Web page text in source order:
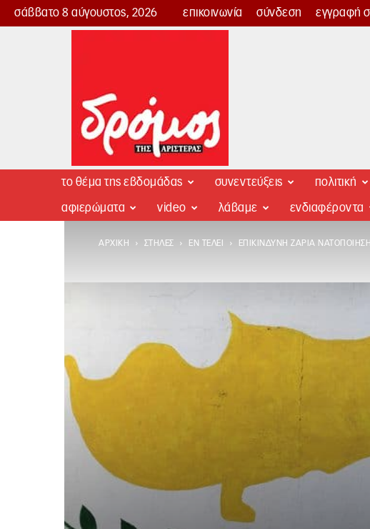
σάββατο 8 αύγουστος, 2026 επικοινωνία σύνδεση εγγραφή
Δρόμος
το θέμα της εβδομάδας συνεντεύξεις πολιτική
αφιερώματα video λάβαμε ενδιαφέροντα
ΑΡΧΙΚΉ ΣΤΉΛΕΣ ΕΝ ΤΈΛΕΙ ΕΠΙΚΊΝΔΥΝΗ ΖΑΡΙΆ